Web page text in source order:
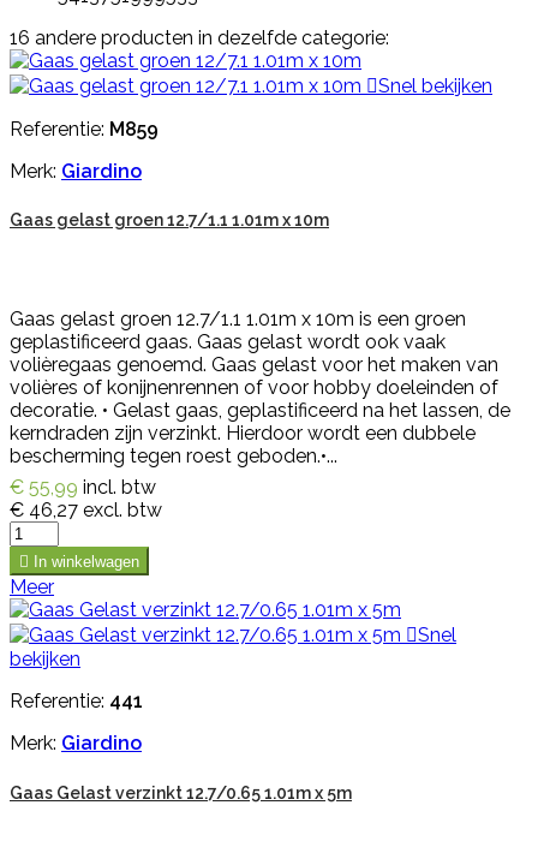
16 andere producten in dezelfde categorie:
Snel bekijken
Referentie: M859
Merk: Giardino
Gaas gelast groen 12.7/1.1 1.01m x 10m
Gaas gelast groen 12.7/1.1 1.01m x 10m is een groen
geplastificeerd gaas. Gaas gelast wordt ook vaak
volièregaas genoemd. Gaas gelast voor het maken van
volières of konijnenrennen of voor hobby doeleinden of
decoratie. • Gelast gaas, geplastificeerd na het lassen, de
kerndraden zijn verzinkt. Hierdoor wordt een dubbele
bescherming tegen roest geboden.•...
€ 55,99 incl. btw
€ 46,27 excl. btw
 In winkelwagen
Meer
Snel
bekijken
Referentie: 441
Merk: Giardino
Gaas Gelast verzinkt 12.7/0.65 1.01m x 5m